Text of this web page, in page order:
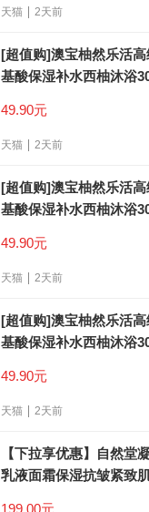
天猫 2天前
[超值购]澳宝柚然乐活
基酸保湿补水西柚沐浴
49.90元
天猫 2天前
[超值购]澳宝柚然乐活
基酸保湿补水西柚沐浴
49.90元
天猫 2天前
[超值购]澳宝柚然乐活
基酸保湿补水西柚沐浴
49.90元
天猫 2天前
【下拉享优惠】自然堂
乳液面霜保湿抗皱紧致